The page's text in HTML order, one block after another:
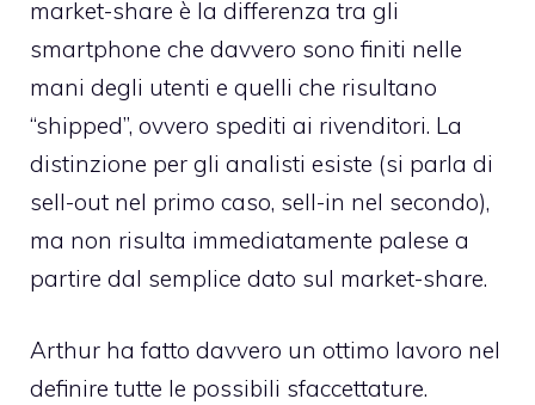
market-share è la differenza tra gli
smartphone che davvero sono finiti nelle
mani degli utenti e quelli che risultano
“shipped”, ovvero spediti ai rivenditori. La
distinzione per gli analisti esiste (si parla di
sell-out nel primo caso, sell-in nel secondo),
ma non risulta immediatamente palese a
partire dal semplice dato sul market-share.
Arthur ha fatto davvero un ottimo lavoro nel
definire tutte le possibili sfaccettature.